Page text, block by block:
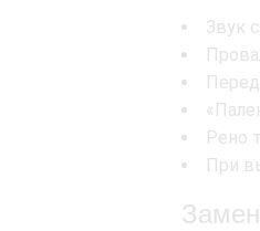
Звук
Рено
При